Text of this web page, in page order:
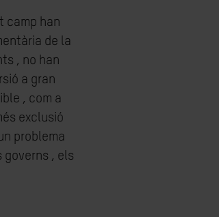
camp han
de la
, no han
a gran
, com a
exclusió
problema
governs , els